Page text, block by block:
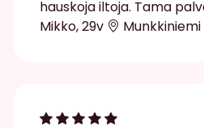
hauskoja iltoja. Tama
Mikko, 29v
Munkkiniemi